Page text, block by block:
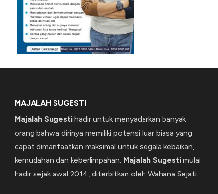
MAJALAH SUGESTI
Majalah Sugesti hadir untuk menyadarkan banyak
orang bahwa dirinya memiliki potensi luar biasa yang
dapat dimanfaatkan maksimal untuk segala kebaikan,
kemudahan dan keberlimpahan. Majalah Sugesti mulai
hadir sejak awal 2014, diterbitkan oleh Wahana Sejati.